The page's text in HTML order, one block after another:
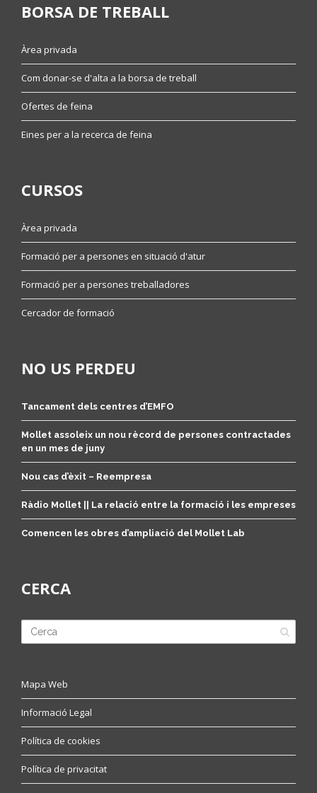
BORSA DE TREBALL
Àrea privada
Com donar-se d'alta a la borsa de treball
Ofertes de feina
Eines per a la recerca de feina
CURSOS
Àrea privada
Formació per a persones en situació d'atur
Formació per a persones treballadores
Cercador de formació
NO US PERDEU
Tancament dels centres d’EMFO
Mollet assoleix un nou rècord de persones contractades
en un mes de juny
Nou cas d’èxit – Reempresa
Ràdio Mollet || La relació entre la formació i les empreses
Comencen les obres d’ampliació del Mollet Lab
CERCA
Mapa Web
Informació Legal
Política de cookies
Política de privacitat